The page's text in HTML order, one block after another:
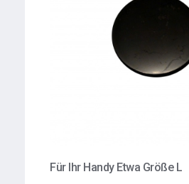
Für Ihr Handy Etwa Größe L